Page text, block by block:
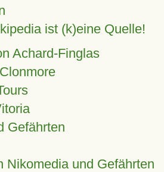
ist (k)eine Quelle!
Achard-Finglas
Gefährten
Nikomedia und Gefährten